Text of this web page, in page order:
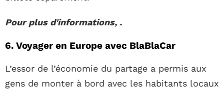
Pour plus d'informations, .
6. Voyager en Europe avec BlaBlaCar
L’essor de l’économie du partage a permis aux
gens de monter à bord avec les habitants locaux